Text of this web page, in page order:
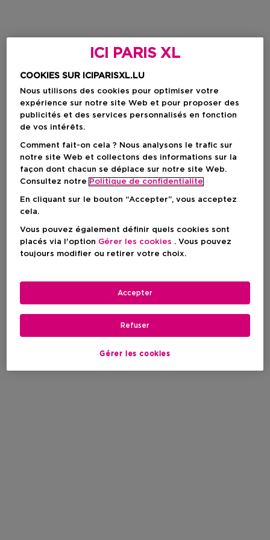
ICI PARIS XL
COOKIES SUR ICIPARISXL.LU
Nous utilisons des cookies pour optimiser votre
expérience sur notre site Web et pour proposer des
publicités et des services personnalisés en fonction
de vos intérêts.
Comment fait-on cela ? Nous analysons le trafic sur
notre site Web et collectons des informations sur la
façon dont chacun se déplace sur notre site Web.
Consultez notre Politique de confidentialite
En cliquant sur le bouton “Accepter”, vous acceptez
cela.
Vous pouvez également définir quels cookies sont
placés via l'option Gérer les cookies . Vous pouvez
toujours modifier ou retirer votre choix.
Gérer les cookies
Refuser
Accepter